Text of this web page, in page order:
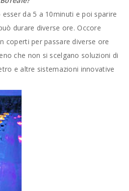
da 5 a 10minuti e poi sparire
durare diverse ore. Occore
coperti per passare diverse ore
che non si scelgano soluzioni di
e altre sistemazioni innovative